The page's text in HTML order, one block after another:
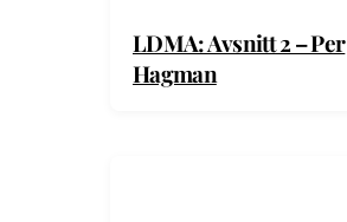
LDMA: Avsnitt 2 – Per
Hagman